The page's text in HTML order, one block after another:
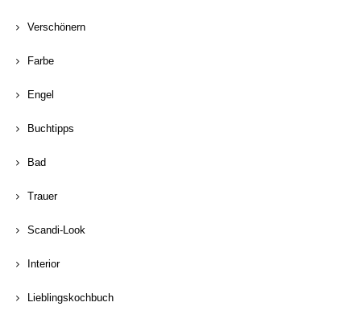
Verschönern
Farbe
Engel
Buchtipps
Bad
Trauer
Scandi-Look
Interior
Lieblingskochbuch